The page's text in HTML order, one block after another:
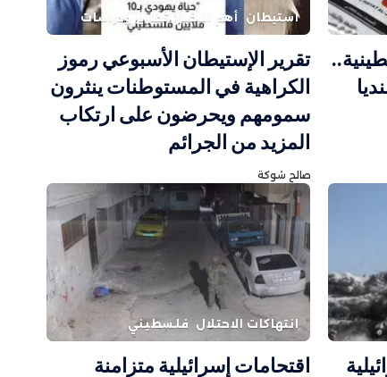
استيطان أهم الاخبار تقارير ودراسات
تقرير الإستيطان الأسبوعي رموز
الكراهية في المستوطنات ينثرون
سمومهم ويحرضون على ارتكاب
المزيد من الجرائم
صالح شوكة
انتهاكات الاحتلال فلسطيني
اقتحامات إسرائيلية متزامنة